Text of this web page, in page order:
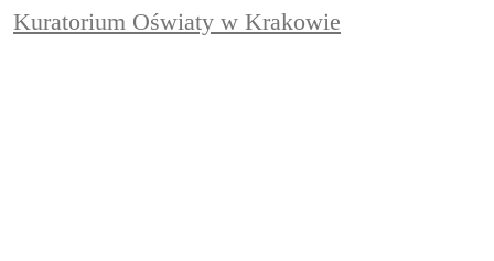
Kuratorium Oświaty w Krakowie